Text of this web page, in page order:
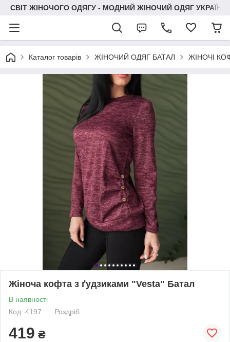
СВІТ ЖІНОЧОГО ОДЯГУ - МОДНИЙ ЖІНОЧИЙ ОДЯГ УКРАЇНИ
Каталог товарів ЖІНОЧИЙ ОДЯГ БАТАЛ ЖІНОЧІ
Жіноча кофта з ґудзиками "Vesta" Батал
В наявності
Код: 4197
Роздріб
419 ₴